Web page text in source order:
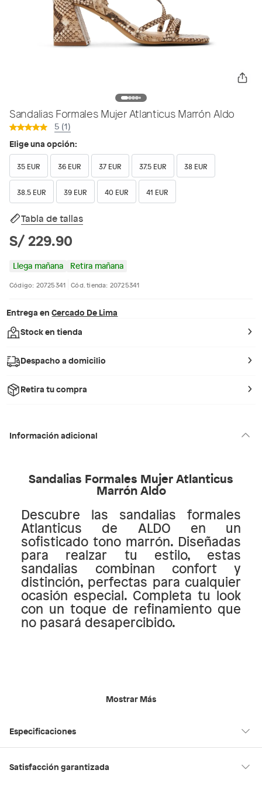
Sandalias Formales Mujer Atlanticus Marrón Aldo
5 (1)
Elige una opción:
35 EUR 36 EUR 37 EUR 37.5 EUR 38 EUR
38.5 EUR 39 EUR 40 EUR 41 EUR
Tabla de tallas
S/ 229.90
Llega mañana Retira mañana
Código: 20725341 Cód. tienda: 20725341
Entrega en Cercado De Lima
Stock en tienda
Despacho a domicilio
Retira tu compra
Información adicional
Sandalias Formales Mujer Atlanticus
Marrón Aldo
Descubre las sandalias formales
Atlanticus de ALDO en un
sofisticado tono marrón. Diseñadas
para realzar tu estilo, estas
sandalias combinan confort y
distinción, perfectas para cualquier
ocasión especial. Completa tu look
con un toque de refinamiento que
no pasará desapercibido.
Mostrar Más
Especificaciones
Tipo
Satisfacción garantizada